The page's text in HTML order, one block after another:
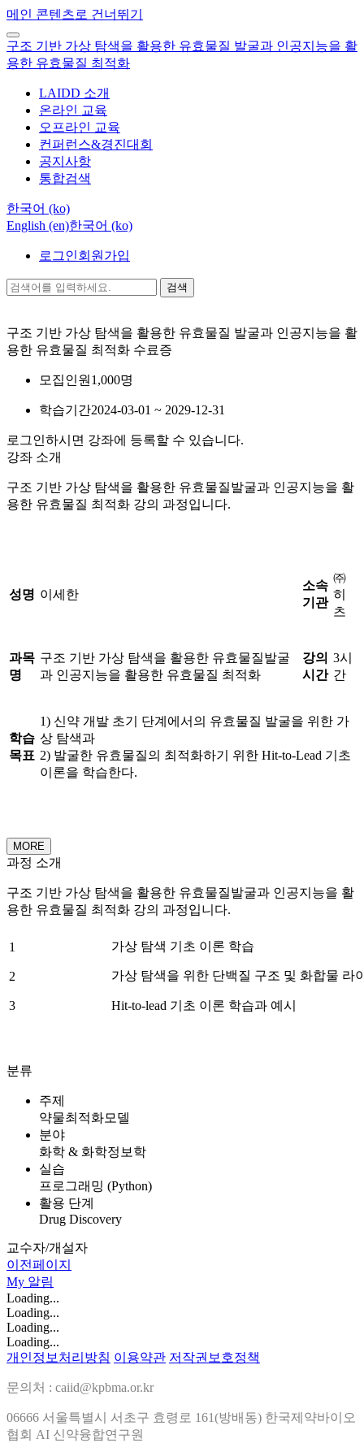
메인 콘텐츠로 건너뛰기
구조 기반 가상 탐색을 활용한 유효물질 발굴과 인공지능을 활
용한 유효물질 최적화
LAIDD 소개
온라인 교육
오프라인 교육
컨퍼런스&경진대회
공지사항
통합검색
한국어 ‎(ko)‎
English ‎(en)‎한국어 ‎(ko)‎
로그인회원가입
검색
구조 기반 가상 탐색을 활용한 유효물질 발굴과 인공지능을 활
용한 유효물질 최적화 수료증
모집인원 1,000명
학습기간2024-03-01 ~ 2029-12-31
로그인하시면 강좌에 등록할 수 있습니다.
강좌 소개
구조 기반 가상 탐색을 활용한 유효물질발굴과 인공지능을 활
용한 유효물질 최적화 강의 과정입니다.
성명 이세한
소속
기관
㈜
히
츠
과목
명
구조 기반 가상 탐색을 활용한 유효물질발굴
과 인공지능을 활용한 유효물질 최적화
강의
시간
3시
간
학습
목표
1) 신약 개발 초기 단계에서의 유효물질 발굴을 위한 가
상 탐색과
2) 발굴한 유효물질의 최적화하기 위한 Hit-to-Lead 기초
이론을 학습한다.
MORE
과정 소개
구조 기반 가상 탐색을 활용한 유효물질발굴과 인공지능을 활
용한 유효물질 최적화 강의 과정입니다.
1 가상 탐색 기초 이론 학습
2 가상 탐색을 위한 단백질 구조 및 화합물 라
3 Hit-to-lead 기초 이론 학습과 예시
분류
주제
약물최적화모델
분야
화학 & 화학정보학
실습
프로그래밍 (Python)
활용 단계
Drug Discovery
교수자/개설자
이전페이지
My 알림
Loading...
Loading...
Loading...
Loading...
개인정보처리방침 이용약관 저작권보호정책
문의처 : caiid@kpbma.or.kr
06666 서울특별시 서초구 효령로 161(방배동) 한국제약바이오
협회 AI 신약융합연구원